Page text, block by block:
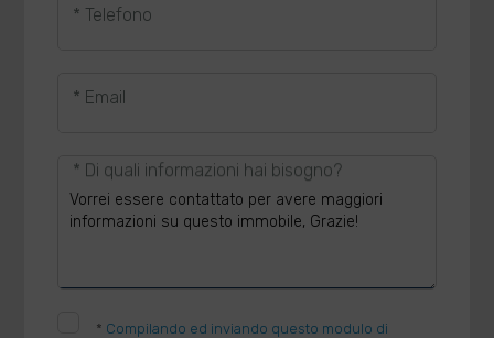
* Telefono
* Email
* Di quali informazioni hai bisogno?
* Compilando ed inviando questo modulo di